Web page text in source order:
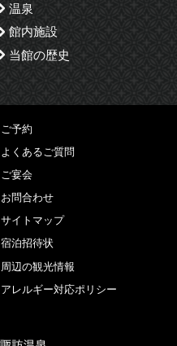
温泉
館内施設
当館の歴史
ご予約
よくあるご質問
ご宴会
お問合わせ
サイトマップ
宿泊招待状
周辺の観光情報
アレルギー対応ポリシー